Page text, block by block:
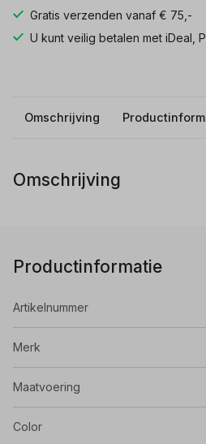
Gratis verzenden vanaf € 75,-
U kunt veilig betalen met iDeal,
Omschrijving
Omschrijving
Productinformatie
Artikelnummer
Merk
Maatvoering
Color